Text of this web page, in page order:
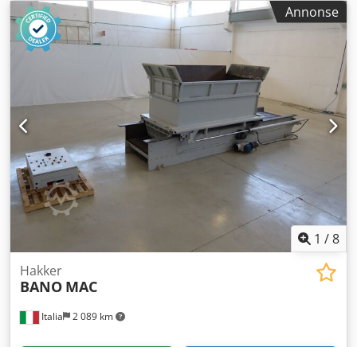
Annonse
1 /8
Italia 2 089 km
Hakker
BANO MAC